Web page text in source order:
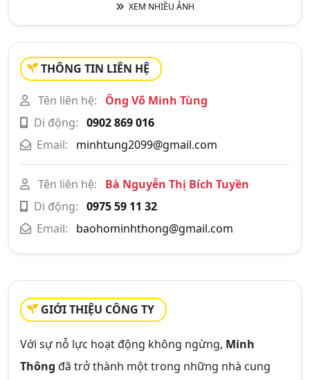
XEM NHIỀU ẢNH
THÔNG TIN LIÊN HỆ
Tên liên hệ:
Ông Võ Minh Tùng
Di động: 0902 869 016
Email:
minhtung2099@gmail.com
Tên liên hệ:
Bà Nguyễn Thị Bích Tuyền
Di động: 0975 59 11 32
Email:
baohominhthong@gmail.com
GIỚI THIỆU CÔNG TY
Với sự nỗ lực hoạt động không ngừng, Minh
Thông đã trở thành một trong những nhà cung